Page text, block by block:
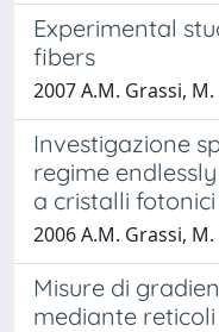
Experimental
fibers
2007 A.M. Grassi,
Investigazione
regime
a cristalli fotonici
2006 A.M. Grassi,
Misure di
mediante